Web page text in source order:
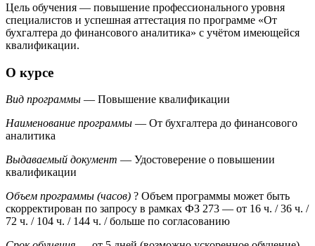
Цель обучения — повышение профессионального уровня
специалистов и успешная аттестация по программе «От
бухгалтера до финансового аналитика» с учётом имеющейся
квалификации.
О курсе
Вид программы — Повышение квалификации
Наименование программы — От бухгалтера до финансового
аналитика
Выдаваемый документ — Удостоверение о повышении
квалификации
Объем программы (часов) ? Объем программы может быть
скорректирован по запросу в рамках ФЗ 273 — от 16 ч. / 36 ч. /
72 ч. / 104 ч. / 144 ч. / больше по согласованию